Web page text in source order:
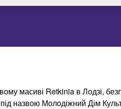
масиві Retkinia в Лодзі,
назвою Молодіжний Дім